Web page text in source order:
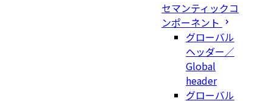
セマンティックコ
ンポーネント
グローバル
ヘッダー／
Global
header
グローバル